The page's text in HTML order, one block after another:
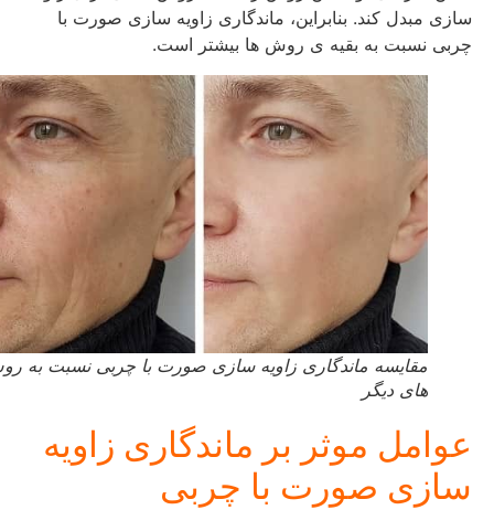
سازی مبدل کند. بنابراین، ماندگاری زاویه سازی صورت با
چربی نسبت به بقیه ی روش ها بیشتر است.
مقایسه ماندگاری زاویه سازی صورت با چربی نسبت به روش
های دیگر
عوامل موثر بر ماندگاری زاویه
سازی صورت با چربی